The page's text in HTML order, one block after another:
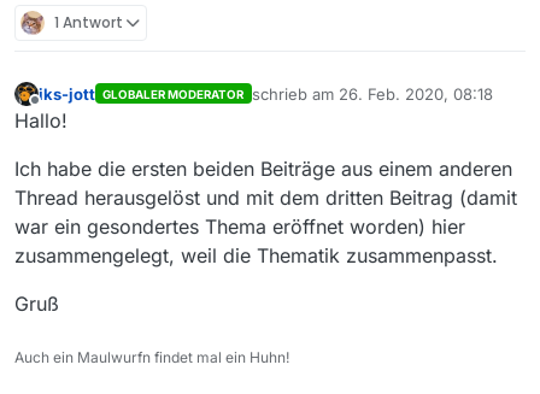
1 Antwort
Offline
iks-jott GLOBALER MODERATOR schrieb am 26. Feb. 2020, 08:18
zuletzt editiert von
Hallo!
Ich habe die ersten beiden Beiträge aus einem anderen
Thread herausgelöst und mit dem dritten Beitrag (damit
war ein gesondertes Thema eröffnet worden) hier
zusammengelegt, weil die Thematik zusammenpasst.
Gruß
Auch ein Maulwurfn findet mal ein Huhn!